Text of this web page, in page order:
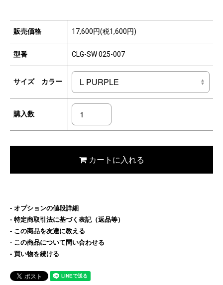
販売価格 17,600円(税1,600円)
型番 CLG-SW 025-007
サイズ カラー
購入数
カートに入れる
オプションの値段詳細
特定商取引法に基づく表記（返品等）
この商品を友達に教える
この商品について問い合わせる
買い物を続ける